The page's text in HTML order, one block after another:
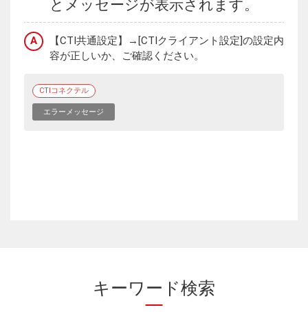
とメッセージが表示されます。
A
【CTI共通設定】→[CTIクライアント設定]の設定内
容が正しいか、ご確認ください。
CTIコネクテル
エラーメッセージ
キーワード検索